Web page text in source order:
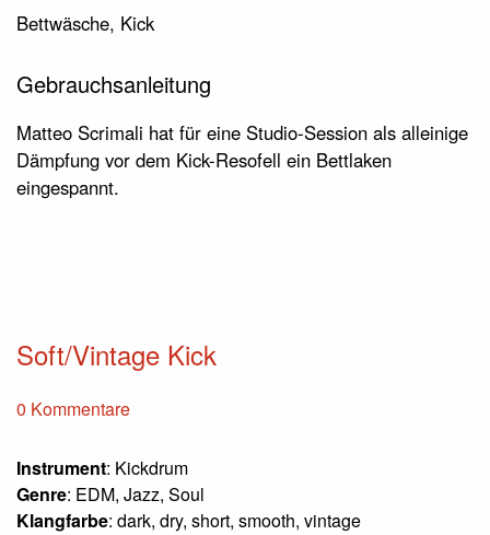
Bettwäsche, Kick
Gebrauchsanleitung
Matteo Scrimali hat für eine Studio-Session als alleinige
Dämpfung vor dem Kick-Resofell ein Bettlaken
eingespannt.
Soft/Vintage Kick
0 Kommentare
Instrument: Kickdrum
Genre: EDM, Jazz, Soul
Klangfarbe: dark, dry, short, smooth, vintage